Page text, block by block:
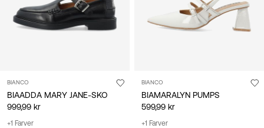
BIANCO
BIAADDA MARY JANE-SKO
999,99 kr
+1 Farver
BIANCO
BIAMARALYN PUMPS
599,99 kr
+1 Farver